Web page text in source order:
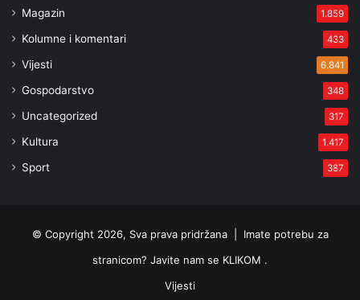
Magazin 1.859
Kolumne i komentari 433
Vijesti 6.841
Gospodarstvo 348
Uncategorized 317
Kultura 1.417
Sport 387
© Copyright 2026, Sva prava pridržana | Imate potrebu za
stranicom? Javite nam se KLIKOM .
Vijesti